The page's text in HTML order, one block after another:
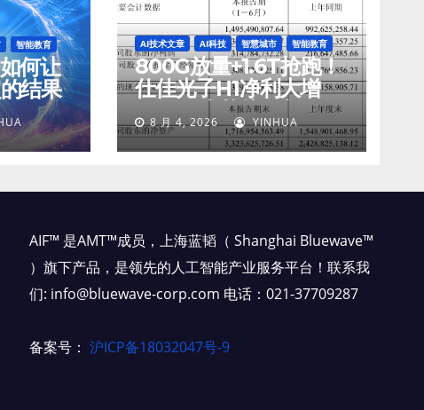
智能教育
何让
结果
AI技术文章 AI科技 智慧城市 智能教育
800G放量+1.6T抢跑！
仕佳光子H1净利大增
45%，光芯片收入狂飙
77%
8 月 4, 2026 YINHUA
AIF™ 是AMT™成员，上海蓝韬（ Shanghai Bluewave™
）旗下产品，是领先的人工智能产业服务平台！联系我
们: info@bluewave-corp.com 电话：021-37709287
备案号：沪ICP备18032047号-9